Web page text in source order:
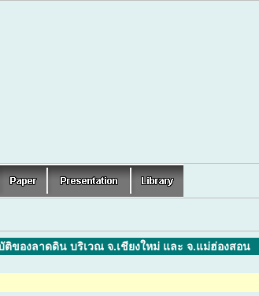
ติของลาดดิน บริเวณ จ.เชียงใหม่ และ จ.แม่ฮ่องสอน